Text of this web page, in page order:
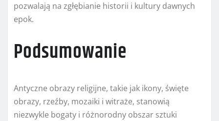
pozwalają na zgłębianie historii i kultury dawnych
epok.
Podsumowanie
Antyczne obrazy religijne, takie jak ikony, święte
obrazy, rzeźby, mozaiki i witraże, stanowią
niezwykle bogaty i różnorodny obszar sztuki